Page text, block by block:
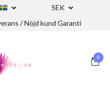
SEK
/ Nöjd kund Garanti
0